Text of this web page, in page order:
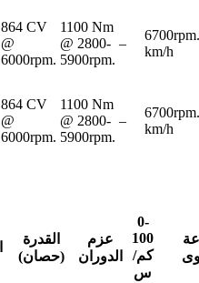
864 CV
@
6000rpm.
1100 Nm
@ 2800-
5900rpm.
–
6700rpm.
km/h
864 CV
@
6000rpm.
1100 Nm
@ 2800-
5900rpm.
–
6700rpm.
km/h
القدرة
(حصان)
عزم
الدوران
0-
100
كم/
س